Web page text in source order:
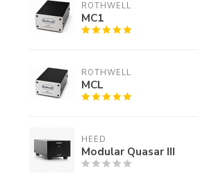
ROTHWELL
MC1
ROTHWELL
MCL
HEED
Modular Quasar III